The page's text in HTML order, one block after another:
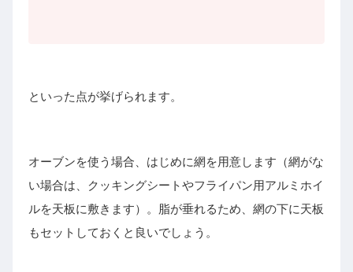
といった点が挙げられます。
オーブンを使う場合、はじめに網を用意します（網がな
い場合は、クッキングシートやフライパン用アルミホイ
ルを天板に敷きます）。脂が垂れるため、網の下に天板
もセットしておくと良いでしょう。